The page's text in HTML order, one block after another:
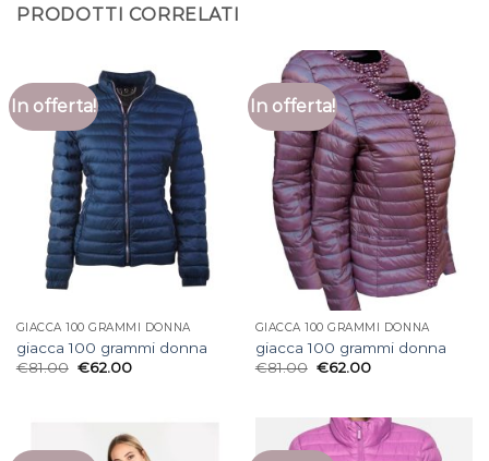
PRODOTTI CORRELATI
In offerta!
GIACCA 100 GRAMMI DONNA
giacca 100 grammi donna
€81.00 €62.00
In offerta!
GIACCA 100 GRAMMI DONNA
giacca 100 grammi donna
€81.00 €62.00